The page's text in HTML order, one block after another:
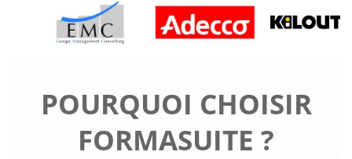
POURQUOI CHOISIR
FORMASUITE ?